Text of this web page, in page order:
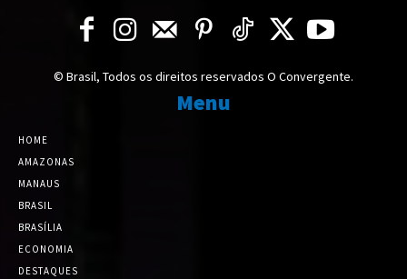
© Brasil, Todos os direitos reservados O Convergente.
Menu
HOME
AMAZONAS
MANAUS
BRASIL
BRASÍLIA
ECONOMIA
DESTAQUES